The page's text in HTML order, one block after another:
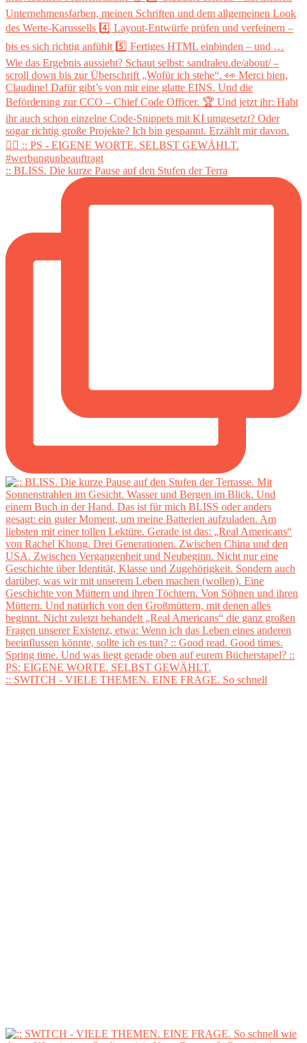
:: BLISS. Die kurze Pause auf den Stufen der Terra
:: SWITCH - VIELE THEMEN. EINE FRAGE. So schnell